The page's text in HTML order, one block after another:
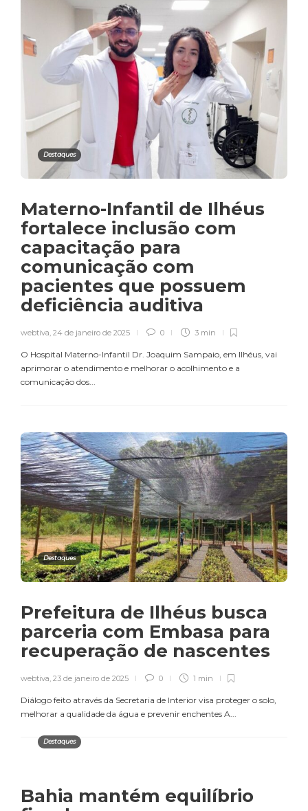
Destaques
Materno-Infantil de Ilhéus
fortalece inclusão com
capacitação para
comunicação com
pacientes que possuem
deficiência auditiva
webtiva, 24 de janeiro de 2025 0 3 min
O Hospital Materno-Infantil Dr. Joaquim Sampaio, em Ilhéus, vai
aprimorar o atendimento e melhorar o acolhimento e a
comunicação dos...
Destaques
Prefeitura de Ilhéus busca
parceria com Embasa para
recuperação de nascentes
webtiva, 23 de janeiro de 2025 0 1 min
Diálogo feito através da Secretaria de Interior visa proteger o solo,
melhorar a qualidade da água e prevenir enchentes A...
Destaques
Bahia mantém equilíbrio